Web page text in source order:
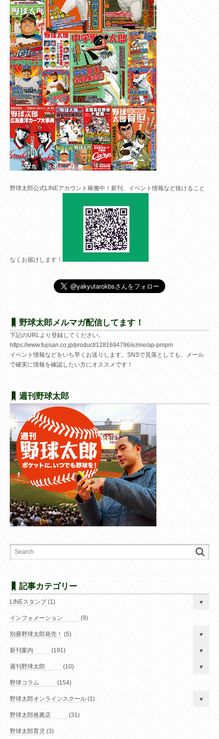
野球太郎公式LINEアカウント稼働中！新刊、イベント情報など抜けること
なくお届けします！
野球太郎メルマガ配信してます！
下記のURLより登録してください。
https://www.fujisan.co.jp/product/1281694796/ezine/ap-pmpm
イベント情報などをいち早くお送りします。SNSで見落としても、メール
で確実に情報を確認したい方にオススメです！
週刊野球太郎
記事カテゴリー
LINEスタンプ(1)
インフォメーション (9)
別冊野球太郎発売！ (5)
新刊案内 (191)
週刊野球太郎 (10)
野球コラム (154)
野球太郎オンラインスクール (1)
野球太郎推薦店 (31)
野球太郎育児 (3)